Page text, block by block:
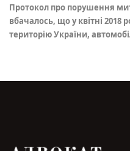
Протокол про порушення
вбачалось, що у квітні 2018
територію України,